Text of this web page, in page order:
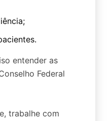
entender as
Federal
trabalhe com